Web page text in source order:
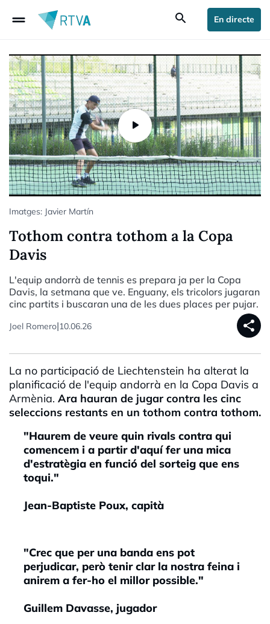
drag_handle search En directe
Imatges: Javier Martín
Tothom contra tothom a la Copa
Davis
L'equip andorrà de tennis es prepara ja per la Copa
Davis, la setmana que ve. Enguany, els tricolors jugaran
cinc partits i buscaran una de les dues places per pujar.
Joel Romero|10.06.26 share
La no participació de Liechtenstein ha alterat la
planificació de l'equip andorrà en la Copa Davis a
Armènia. Ara hauran de jugar contra les cinc
seleccions restants en un tothom contra tothom.
"Haurem de veure quin rivals contra qui
comencem i a partir d'aquí fer una mica
d'estratègia en funció del sorteig que ens
toqui."
Jean-Baptiste Poux, capità
"Crec que per una banda ens pot
perjudicar, però tenir clar la nostra feina i
anirem a fer-ho el millor possible."
Guillem Davasse, jugador